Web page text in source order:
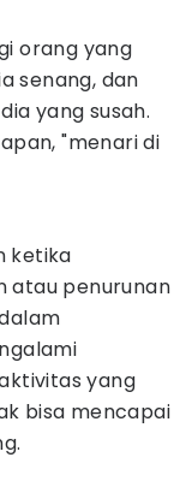
orang yang
senang, dan
yang susah.
"menari di
ketika
atau penurunan
yang
bisa mencapai